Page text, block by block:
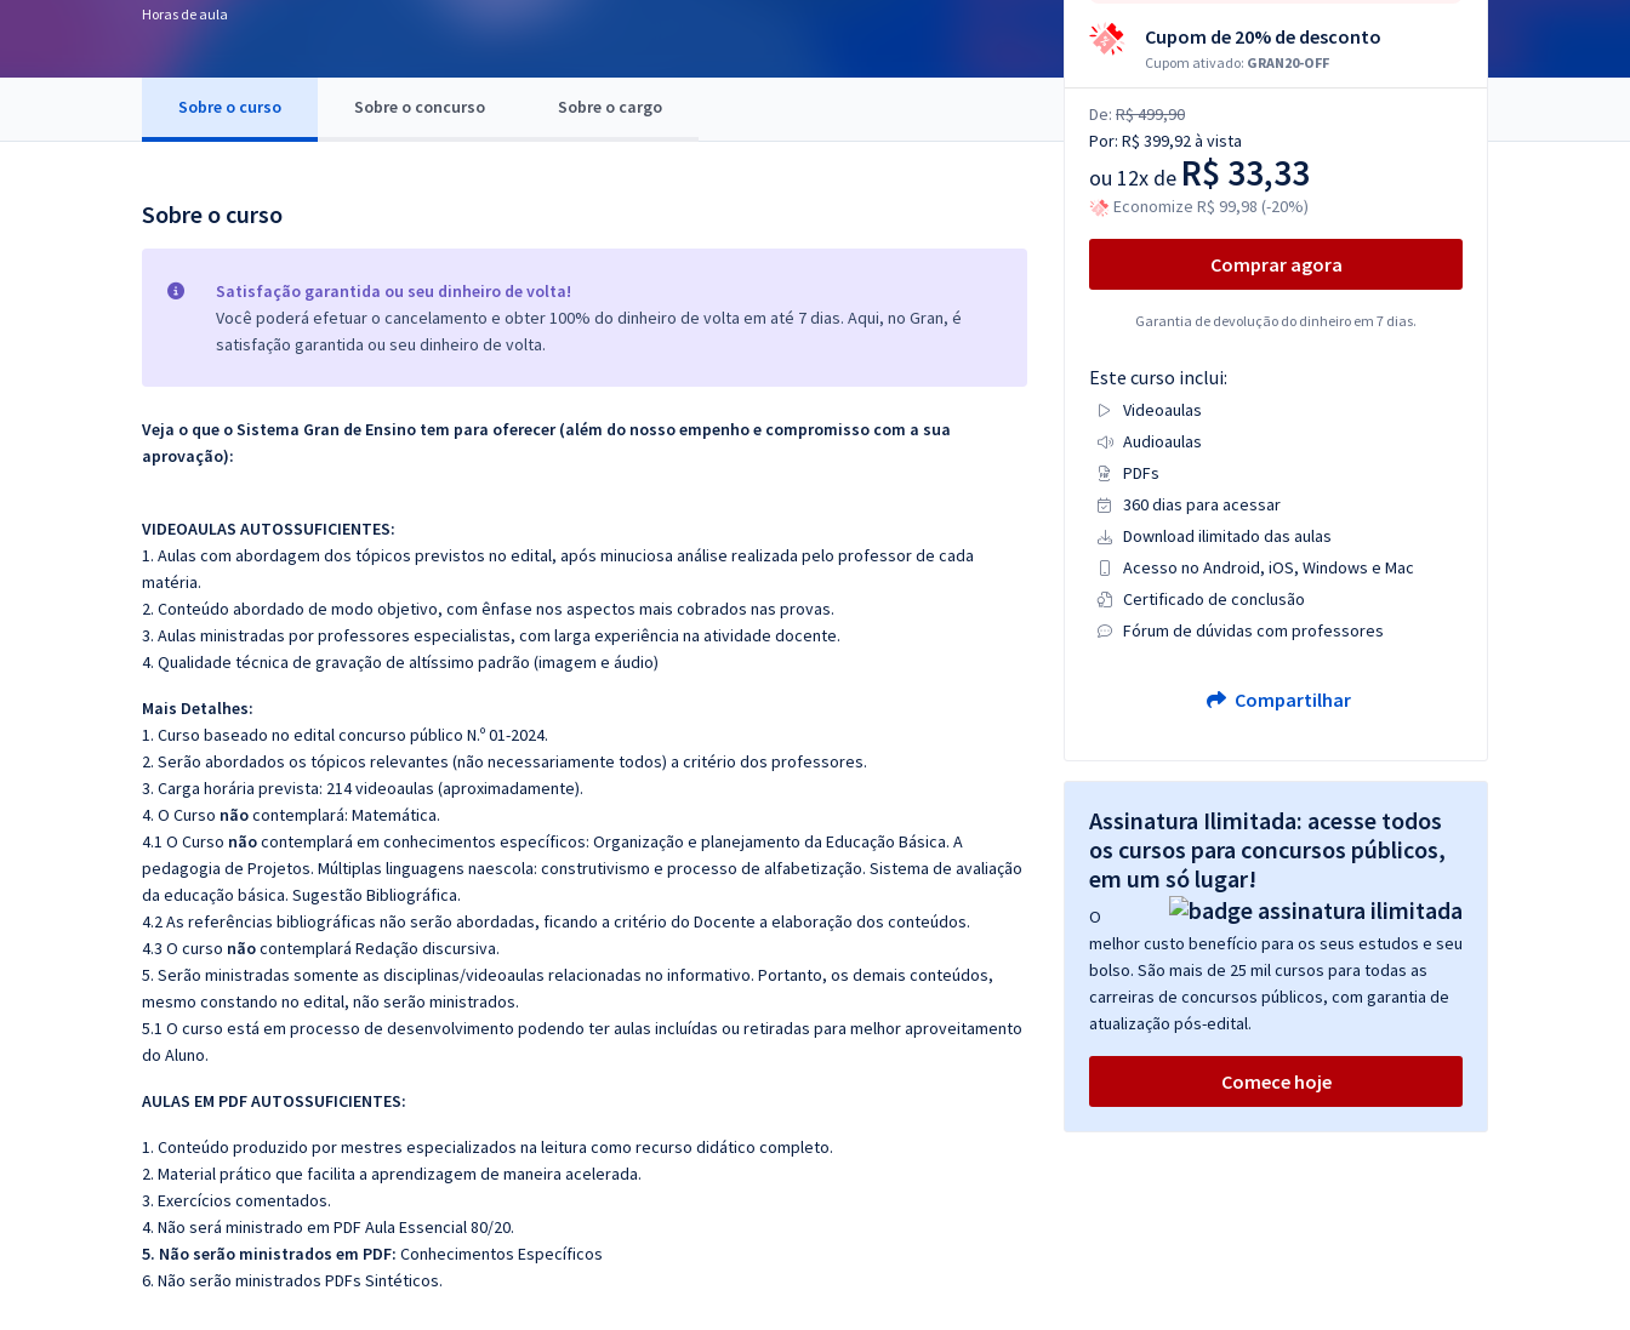
OAB
Questões grátis
Conteúdo gratuito
Horas de aula
Sobre o curso Sobre o concurso Sobre o cargo
Sobre o curso
Satisfação garantida ou seu dinheiro de volta!
Você poderá efetuar o cancelamento e obter 100% do dinheiro de volta em até 7 dias. Aqui, no Gran, é
satisfação garantida ou seu dinheiro de volta.
Veja o que o Sistema Gran de Ensino tem para oferecer (além do nosso empenho e compromisso com a sua
aprovação):
VIDEOAULAS AUTOSSUFICIENTES:
1. Aulas com abordagem dos tópicos previstos no edital, após minuciosa análise realizada pelo professor de cada
matéria.
2. Conteúdo abordado de modo objetivo, com ênfase nos aspectos mais cobrados nas provas.
3. Aulas ministradas por professores especialistas, com larga experiência na atividade docente.
4. Qualidade técnica de gravação de altíssimo padrão (imagem e áudio)
Mais Detalhes:
1. Curso baseado no edital concurso público N.º 01-2024.
2. Serão abordados os tópicos relevantes (não necessariamente todos) a critério dos professores.
3. Carga horária prevista: 214 videoaulas (aproximadamente).
4. O Curso nãocontemplará: Matemática.
4.1 O Curso nãocontemplará em conhecimentos específicos: Organização e planejamento da Educação Básica. A
pedagogia de Projetos. Múltiplas linguagens naescola: construtivismo e processo de alfabetização. Sistema de avaliação
da educação básica. Sugestão Bibliográfica.
4.2 As referências bibliográficas não serão abordadas, ficando a critério do Docente a elaboração dos conteúdos.
4.3 O curso nãocontemplará Redação discursiva.
5. Serão ministradas somente as disciplinas/videoaulas relacionadas no informativo. Portanto, os demais conteúdos,
mesmo constando no edital, não serão ministrados.
5.1 O curso está em processo de desenvolvimento podendo ter aulas incluídas ou retiradas para melhor aproveitamento
do Aluno.
AULAS EM PDF AUTOSSUFICIENTES:
1. Conteúdo produzido por mestres especializados na leitura como recurso didático completo.
2. Material prático que facilita a aprendizagem de maneira acelerada.
3. Exercícios comentados.
4. Não será ministrado em PDF Aula Essencial 80/20.
5. Não serão ministrados em PDF: Conhecimentos Específicos
6. Não serão ministrados PDFs Sintéticos.
Cupom de 20% de desconto
Cupom ativado: GRAN20-OFF
De: R$ 499,90
Por: R$ 399,92à vista
ou 12x de R$ 33,33
Economize R$ 99,98 (-20%)
Comprar agora
Garantia de devolução do dinheiro em 7 dias.
Este curso inclui:
Videoaulas
Audioaulas
PDFs
360 dias para acessar
Download ilimitado das aulas
Acesso no Android, iOS, Windows e Mac
Certificado de conclusão
Fórum de dúvidas com professores
Compartilhar
Assinatura Ilimitada: acesse todos
os cursos para concursos públicos,
em um só lugar!
O
melhor custo benefício para os seus estudos e seu
bolso. São mais de 25 mil cursos para todas as
carreiras de concursos públicos, com garantia de
atualização pós-edital.
Comece hoje